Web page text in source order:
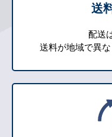
送
配送
送料が地域で異な